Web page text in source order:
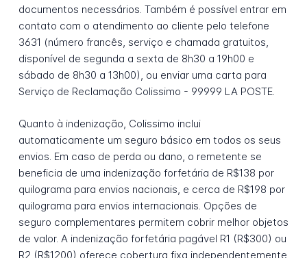
documentos necessários. Também é possível entrar em
contato com o atendimento ao cliente pelo telefone
3631 (número francês, serviço e chamada gratuitos,
disponível de segunda a sexta de 8h30 a 19h00 e
sábado de 8h30 a 13h00), ou enviar uma carta para
Serviço de Reclamação Colissimo - 99999 LA POSTE.
Quanto à indenização, Colissimo inclui
automaticamente um seguro básico em todos os seus
envios. Em caso de perda ou dano, o remetente se
beneficia de uma indenização forfetária de R$138 por
quilograma para envios nacionais, e cerca de R$198 por
quilograma para envios internacionais. Opções de
seguro complementares permitem cobrir melhor objetos
de valor. A indenização forfetária pagável R1 (R$300) ou
R2 (R$1200) oferece cobertura fixa independentemente